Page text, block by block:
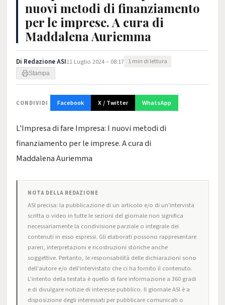
nuovi metodi di finanziamento
per le imprese. A cura di
Maddalena Auriemma
Di Redazione ASI11 Luglio 2024 – 08:17 1 min di lettura
Stampa
CONDIVIDI Facebook X / Twitter WhatsApp
L'Impresa di fare Impresa: I nuovi metodi di
finanziamento per le imprese. A cura di
Maddalena Auriemma
NOTA DELLA REDAZIONE
ASI precisa: la pubblicazione di un articolo e/o di un'intervista
scritta o video in tutte le sezioni del giornale non significa
necessariamente la condivisione parziale o integrale dei
contenuti in esso espressi. Gli elaborati possono rappresentare
pareri, interpretazioni e ricostruzioni storiche anche
soggettive. Pertanto, le responsabilità delle dichiarazioni sono
dell'autore e/o dell'intervistato che ci ha fornito il contenuto.
L'intento della testata è quello di fare informazione a 360 gradi
e di divulgare notizie di interesse pubblico. Il giornale ASI è a
disposizione degli interessati per pubblicare comunicati o